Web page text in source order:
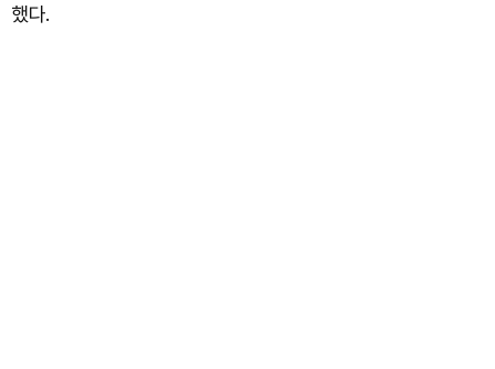
했다.